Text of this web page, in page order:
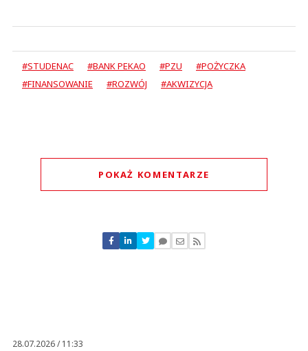
#STUDENAC #BANK PEKAO #PZU
#POŻYCZKA
#FINANSOWANIE
#ROZWÓJ #AKWIZYCJA
POKAŻ KOMENTARZE
Nie znaleziono komentarzy
Zostaw swoje komentarze
28.07.2026 / 11:33